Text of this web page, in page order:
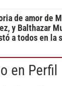
de amor de
y Balthazar
a todos en la
en Perfil